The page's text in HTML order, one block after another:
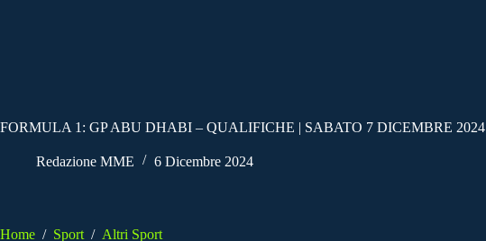
FORMULA 1: GP ABU DHABI – QUALIFICHE | SABATO 7 DICEMBRE 2024
Redazione MME 6 Dicembre 2024
Home / Sport / Altri Sport